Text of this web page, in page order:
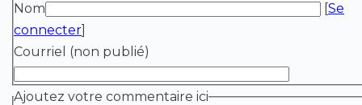
Nom
[Se
connecter]
Courriel (non publié)
Ajoutez votre commentaire ici